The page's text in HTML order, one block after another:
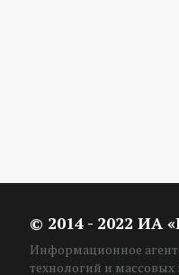
© 2014 - 2022 ИА
Информационное
технологий и